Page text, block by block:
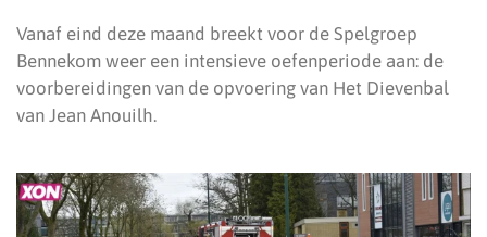
Vanaf eind deze maand breekt voor de Spelgroep
Bennekom weer een intensieve oefenperiode aan: de
voorbereidingen van de opvoering van Het Dievenbal
van Jean Anouilh.